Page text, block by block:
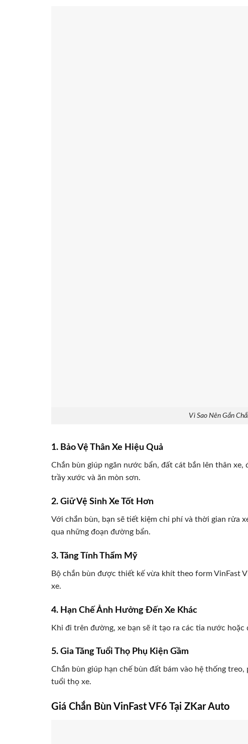
Vì Sao Nên Gắn
1. Bảo Vệ Thân Xe Hiệu Quả
Chắn bùn giúp ngăn nước bẩn, đất cát bắn lên thân
trầy xước và ăn mòn sơn.
2. Giữ Vệ Sinh Xe Tốt Hơn
Với chắn bùn, bạn sẽ tiết kiệm chi phí và thời gian rửa
qua những đoạn đường bẩn.
3. Tăng Tính Thẩm Mỹ
Bộ chắn bùn được thiết kế vừa khít theo form VinFast
xe.
4. Hạn Chế Ảnh Hưởng Đến Xe Khác
Khi đi trên đường, xe bạn sẽ ít tạo ra các tia nước hoặc
5. Gia Tăng Tuổi Thọ Phụ Kiện Gầm
Chắn bùn giúp hạn chế bùn đất bám vào hệ thống
tuổi thọ xe.
Giá Chắn Bùn VinFast VF6 Tại ZKar Auto